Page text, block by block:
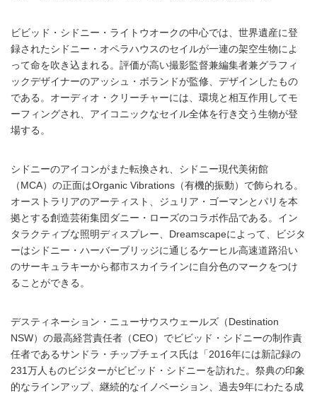
ビビッド・シドニー・ライトウオークの中心では、世界遺産に登
録されたシドニー・オペラハウスのセイルが一連の架空生物によ
って命を吹き込まれる。評価が高い撮影監督兼編集者兼グラフィ
ックデザイナーのアッシュ・ボランドが監修、デザインしたもの
である。オーディオ・クリーチャーには、環境と相互作用してモ
ーフィングされ、アイコニックなセイル全体を行き交う生物が登
場する。
シドニーのアイコンがまた転換され、シドニー現代美術館
（MCA）の正面はOrganic Vibrations（有機的振動）で飾られる。
オーストラリアのアーティスト、ジュリア・ゴーマンとパリを本
拠とする創造芸術集団ダニー・ローズのコラボ作品である。イン
タラクティブな照明ディスプレー、Dreamscapeによって、ビジタ
ーはシドニー・ハーバーブリッジに通じるケーヒル高速道路沿い
のサーキュラキーから都市スカイラインに自分色のマークをつけ
ることができる。
デスティネーション・ニューサウスウェールズ（Destination
NSW）の最高経営責任者（CEO）でビビッド・シドニーの制作責
任者であるサンドラ・チップチェイス氏は「2016年には新記録の
231万人ものビジターがビビッド・シドニーを訪れた。祭典の印象
的なラインアップ、継続的なイノベーション、過去9年にわたる成